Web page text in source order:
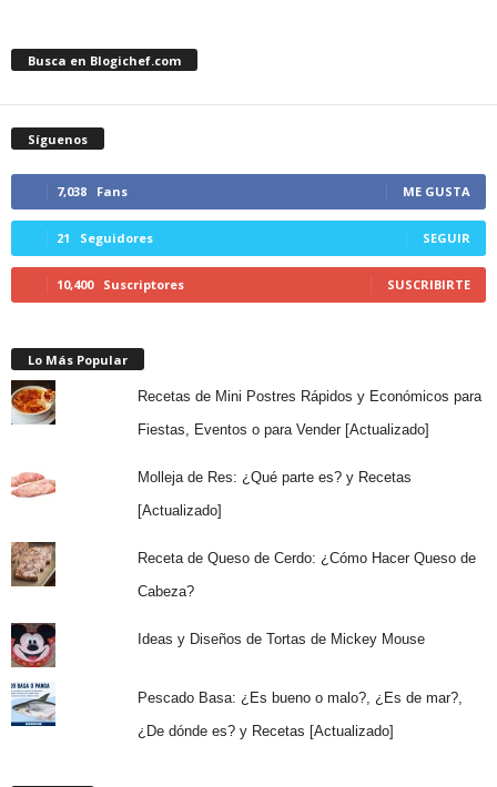
Busca en Blogichef.com
Síguenos
7,038 Fans ME GUSTA
21 Seguidores SEGUIR
10,400 Suscriptores SUSCRIBIRTE
Lo Más Popular
Recetas de Mini Postres Rápidos y Económicos para
Fiestas, Eventos o para Vender [Actualizado]
Molleja de Res: ¿Qué parte es? y Recetas
[Actualizado]
Receta de Queso de Cerdo: ¿Cómo Hacer Queso de
Cabeza?
Ideas y Diseños de Tortas de Mickey Mouse
Pescado Basa: ¿Es bueno o malo?, ¿Es de mar?,
¿De dónde es? y Recetas [Actualizado]